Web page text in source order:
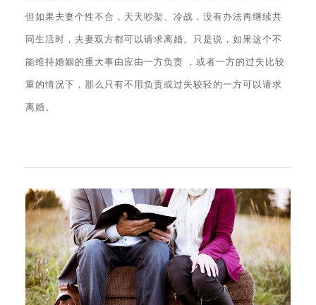
但如果夫妻个性不合，天天吵架、冷战，没有办法再继续共
同生活时，夫妻双方都可以请求离婚。只是说，如果这个不
能维持婚姻的重大事由应由一方负责 ，或者一方的过失比较
重的情况下，那么只有不用负责或过失较轻的一方可以请求
离婚。